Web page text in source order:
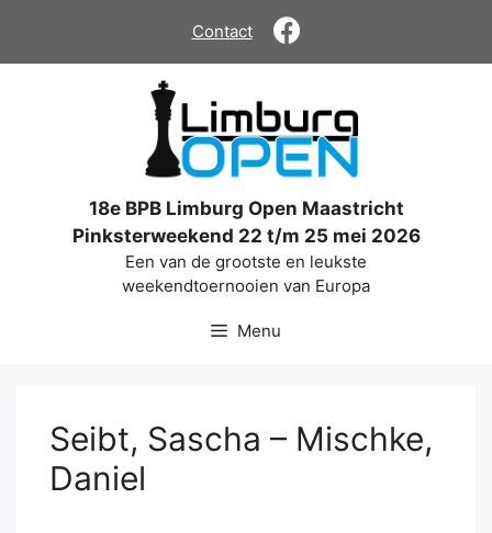
de
Contact
18e BPB Limburg Open Maastricht
Pinksterweekend 22 t/m 25 mei 2026
Een van de grootste en leukste
weekendtoernooien van Europa
Menu
Seibt, Sascha – Mischke,
Daniel